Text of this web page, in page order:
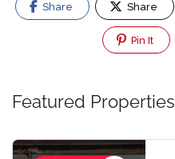
Share Share
Pin It
Featured Properties